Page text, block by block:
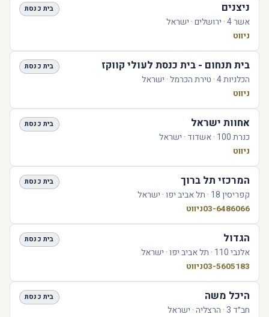
ניצנים בית כנסת
אשר 4 · ירושלים · ישראל
ניווט
בית תנחום - בית כנסת לעולי קווקז בית כנסת
הכלניות 4 · טירת הכרמל · ישראל
ניווט
אחוות ישראל בית כנסת
כנרת 100 · אשדוד · ישראל
ניווט
המרכזי תל ברוך בית כנסת
קפריסין 18 · תל אביב יפו · ישראל
03-6486066ניווט
הגדול בית כנסת
אלנבי 110 · תל אביב יפו · ישראל
03-5605183ניווט
היכל משה בית כנסת
חב״ד 3 · הרצליה · ישראל